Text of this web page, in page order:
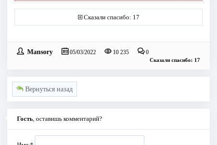
Сказали спасибо: 17
Mansory 05/03/2022 10 235 0
Сказали спасибо: 17
Вернуться назад
Гость , оставишь комментарий?